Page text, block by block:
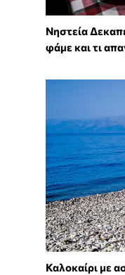
Νηστεία
φάμε και τι
Καλοκαίρι με